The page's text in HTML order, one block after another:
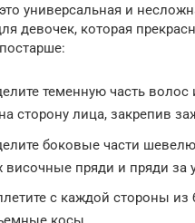
универсальная и
девочек, которая
теменную часть волос
сторону лица, закрепив
боковые части
височные пряди и пряди за
с каждой стороны из